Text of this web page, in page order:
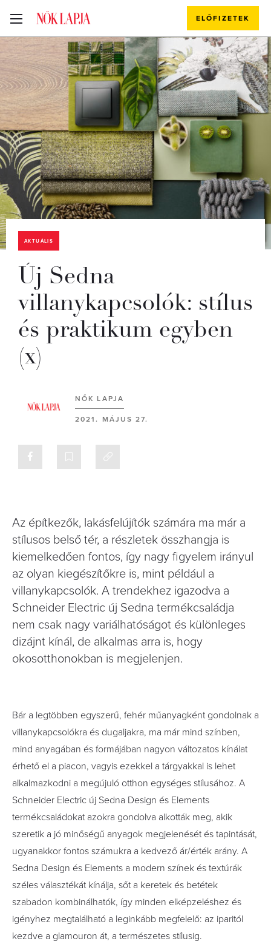
ELŐFIZETEK
AKTUÁLIS
Új Sedna
villanykapcsolók: stílus
és praktikum egyben
(x)
NŐK LAPJA
2021. MÁJUS 27.
Az építkezők, lakásfelújítók számára ma már a
stílusos belső tér, a részletek összhangja is
kiemelkedően fontos, így nagy figyelem irányul
az olyan kiegészítőkre is, mint például a
villanykapcsolók. A trendekhez igazodva a
Schneider Electric új Sedna termékcsaládja
nem csak nagy variálhatóságot és különleges
dizájnt kínál, de alkalmas arra is, hogy
okosotthonokban is megjelenjen.
Bár a legtöbben egyszerű, fehér műanyagként gondolnak a
villanykapcsolókra és dugaljakra, ma már mind színben,
mind anyagában és formájában nagyon változatos kínálat
érhető el a piacon, vagyis ezekkel a tárgyakkal is lehet
alkalmazkodni a megújuló otthon egységes stílusához. A
Schneider Electric új Sedna Design és Elements
termékcsaládokat azokra gondolva alkották meg, akik
szeretik a jó minőségű anyagok megjelenését és tapintását,
ugyanakkor fontos számukra a kedvező ár/érték arány. A
Sedna Design és Elements a modern színek és textúrák
széles választékát kínálja, sőt a keretek és betétek
szabadon kombinálhatók, így minden elképzeléshez és
igényhez megtalálható a leginkább megfelelő: az iparitól
kezdve a glamouron át, a természetes stílusig.